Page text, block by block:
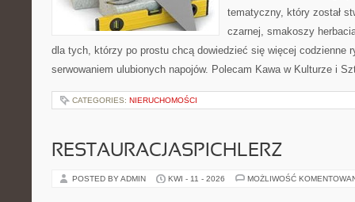
tematyczny, który został
czarnej, smakoszy
dla tych, którzy po prostu chcą dowiedzieć się więcej codzienne
serwowaniem ulubionych napojów. Polecam Kawa w Kulturze i
CATEGORIES: NIERUCHOMOŚCI
RESTAURACJASPICHLERZ
POSTED BY ADMIN KWI - 11 - 2026 MOŻLIWOŚĆ